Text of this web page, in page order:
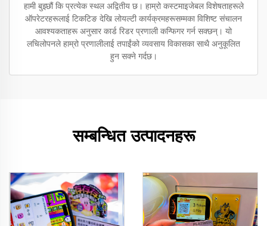
हामी बुझ्छौं कि प्रत्येक स्थल अद्वितीय छ। हाम्रो कस्टमाइजेबल विशेषताहरूले
ऑपरेटरहरूलाई टिकटिङ देखि लोयल्टी कार्यक्रमहरूसम्मका विशिष्ट संचालन
आवश्यकताहरू अनुसार कार्ड रिडर प्रणाली कन्फिगर गर्न सक्छन्। यो
लचिलोपनले हाम्रो प्रणालीलाई तपाईंको व्यवसाय विकासका साथै अनुकूलित
हुन सक्ने गर्दछ।
सम्बन्धित उत्पादनहरू